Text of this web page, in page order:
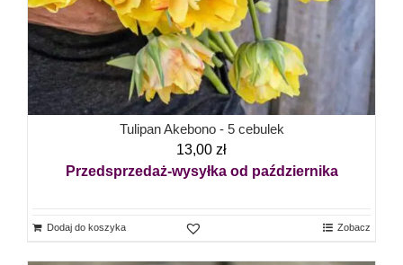
Tulipan Akebono - 5 cebulek
13,00 zł
Przedsprzedaż-wysyłka od października
Dodaj do koszyka Zobacz